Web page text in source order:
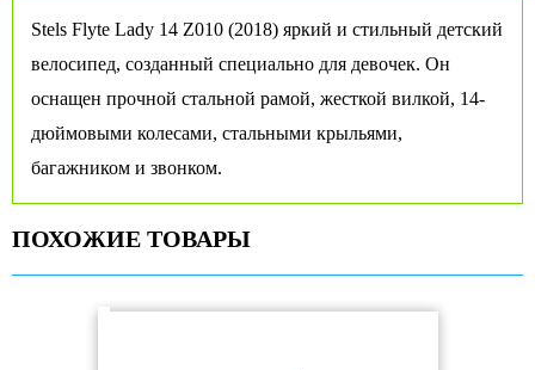
Stels Flyte Lady 14 Z010 (2018) яркий и стильный детский
велосипед, созданный специально для девочек. Он
оснащен прочной стальной рамой, жесткой вилкой, 14-
дюймовыми колесами, стальными крыльями,
багажником и звонком.
ПОХОЖИЕ ТОВАРЫ